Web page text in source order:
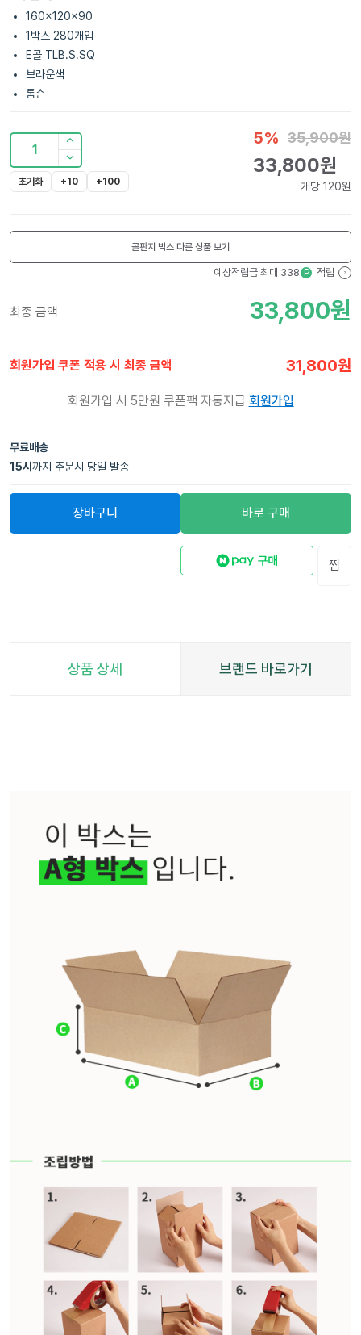
160x120x90
1박스 280개입
E골 TLB.S.SQ
브라운색
톰슨
1
초기화 +10 +100
5% 35,900원
33,800원
개당 120원
골판지 박스 다른 상품 보기
예상적립금 최대 338 P 적립 ?
최종 금액 33,800원
회원가입 쿠폰 적용 시 최종 금액 31,800원
회원가입 시 5만원 쿠폰팩 자동지급 회원가입
무료배송
15시 까지 주문시 당일 발송
장바구니 바로 구매
찜
상품 상세 브랜드 바로가기